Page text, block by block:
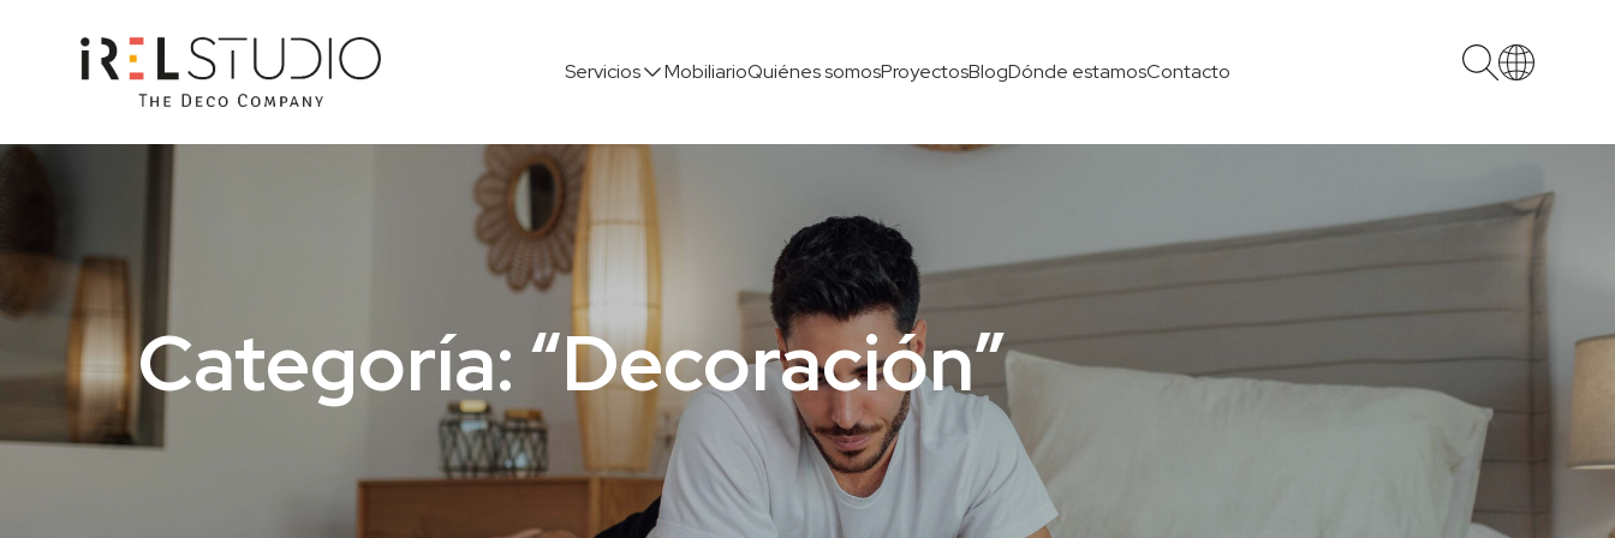
Servicios MobiliarioQuiénes somosProyectosBlogDónde estamosContacto
Русский
Categoría: “Decoración”